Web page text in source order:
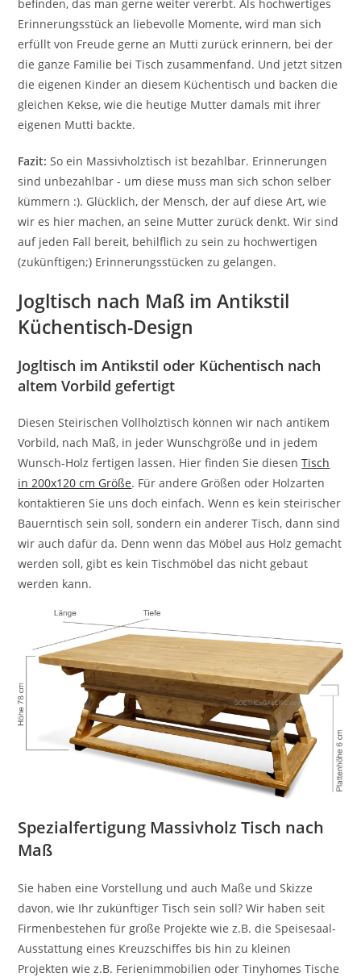
befinden, das man gerne weiter vererbt. Als hochwertiges
Erinnerungsstück an liebevolle Momente, wird man sich
erfüllt von Freude gerne an Mutti zurück erinnern, bei der
die ganze Familie bei Tisch zusammenfand. Und jetzt sitzen
die eigenen Kinder an diesem Küchentisch und backen die
gleichen Kekse, wie die heutige Mutter damals mit ihrer
eigenen Mutti backte.
Fazit: So ein Massivholztisch ist bezahlbar. Erinnerungen
sind unbezahlbar - um diese muss man sich schon selber
kümmern :). Glücklich, der Mensch, der auf diese Art, wie
wir es hier machen, an seine Mutter zurück denkt. Wir sind
auf jeden Fall bereit, behilflich zu sein zu hochwertigen
(zukünftigen;) Erinnerungsstücken zu gelangen.
Jogltisch nach Maß im Antikstil
Küchentisch-Design
Jogltisch im Antikstil oder Küchentisch nach
altem Vorbild gefertigt
Diesen Steirischen Vollholztisch können wir nach antikem
Vorbild, nach Maß, in jeder Wunschgröße und in jedem
Wunsch-Holz fertigen lassen. Hier finden Sie diesenTisch
in 200x120 cm Größe. Für andere Größen oder Holzarten
kontaktieren Sie uns doch einfach. Wenn es kein steirischer
Bauerntisch sein soll, sondern ein anderer Tisch, dann sind
wir auch dafür da. Denn wenn das Möbel aus Holz gemacht
werden soll, gibt es kein Tischmöbel das nicht gebaut
werden kann.
Spezialfertigung Massivholz Tisch nach
Maß
Sie haben eine Vorstellung und auch Maße und Skizze
davon, wie Ihr zukünftiger Tisch sein soll? Wir haben seit
Firmenbestehen für große Projekte wie z.B. die Speisesaal-
Ausstattung eines Kreuzschiffes bis hin zu kleinen
Projekten wie z.B. Ferienimmobilien oder Tinyhomes Tische